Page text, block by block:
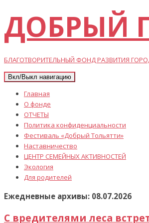
ДОБРЫЙ
БЛАГОТВОРИТЕЛЬНЫЙ ФОНД РАЗВИТИЯ
Вкл/Выкл навигацию
Главная
О фонде
ОТЧЕТЫ
Политика конфиденциальности
Фестиваль «Добрый Тольятти»
Наставничество
ЦЕНТР СЕМЕЙНЫХ АКТИВНОСТЕЙ
Экология
Для родителей
Ежедневные архивы: 08.07.2026
С вредителями леса